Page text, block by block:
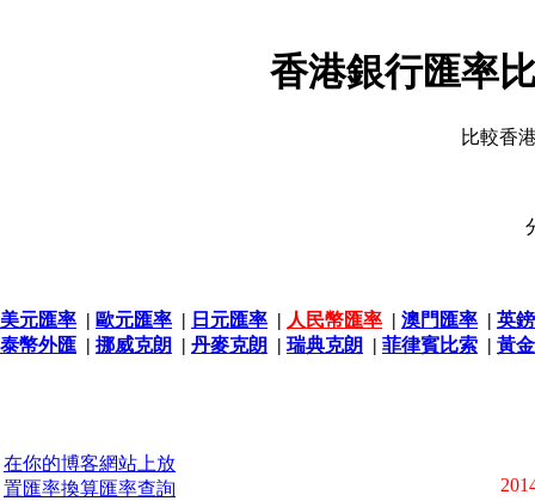
香港銀行匯率
比較香
美元匯率 | 歐元匯率 | 日元匯率 | 人民幣匯率 | 澳門匯率 | 英
泰幣外匯 | 挪威克朗 | 丹麥克朗 | 瑞典克朗 | 菲律賓比索 | 黃
在你的博客網站上放
置匯率換算匯率查詢